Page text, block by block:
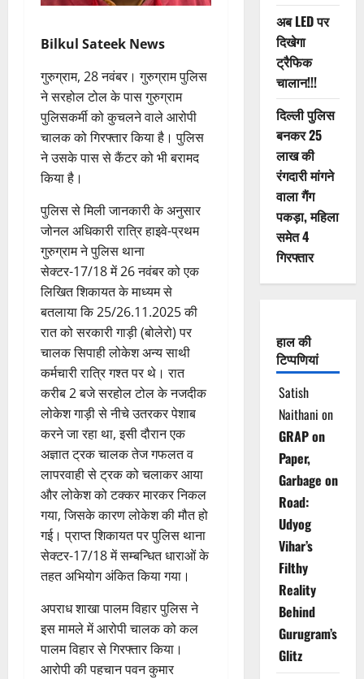
Bilkul Sateek News
गुरुग्राम, 28 नवंबर। गुरुग्राम पुलिस
ने सरहोल टोल के पास गुरुग्राम
पुलिसकर्मी को कुचलने वाले आरोपी
चालक को गिरफ्तार किया है। पुलिस
ने उसके पास से कैंटर को भी बरामद
किया है।
पुलिस से मिली जानकारी के अनुसार
जोनल अधिकारी रात्रि हाइवे-प्रथम
गुरुग्राम ने पुलिस थाना
सेक्टर-17/18 में 26 नवंबर को एक
लिखित शिकायत के माध्यम से
बतलाया कि 25/26.11.2025 की
रात को सरकारी गाड़ी (बोलेरो) पर
चालक सिपाही लोकेश अन्य साथी
कर्मचारी रात्रि गश्त पर थे। रात
करीब 2 बजे सरहोल टोल के नजदीक
लोकेश गाड़ी से नीचे उतरकर पेशाब
करने जा रहा था, इसी दौरान एक
अज्ञात ट्रक चालक तेज गफलत व
लापरवाही से ट्रक को चलाकर आया
और लोकेश को टक्कर मारकर निकल
गया, जिसके कारण लोकेश की मौत हो
गई। प्राप्त शिकायत पर पुलिस थाना
सेक्टर-17/18 में सम्बन्धित धाराओं के
तहत अभियोग अंकित किया गया।
अपराध शाखा पालम विहार पुलिस ने
इस मामले में आरोपी चालक को कल
पालम विहार से गिरफ्तार किया।
आरोपी की पहचान पवन कुमार
अब LED पर
दिखेगा
ट्रैफिक
चालान!!!
दिल्ली पुलिस
बनकर 25
लाख की
रंगदारी मांगने
वाला गैंग
पकड़ा, महिला
समेत 4
गिरफ्तार
हाल की
टिप्पणियां
Satish
Naithani on
GRAP on
Paper,
Garbage on
Road:
Udyog
Vihar’s
Filthy
Reality
Behind
Gurugram’s
Glitz